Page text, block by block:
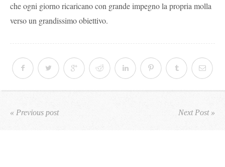
che ogni giorno ricaricano con grande impegno la propria molla
verso un grandissimo obiettivo.
« Previous post Next Post »